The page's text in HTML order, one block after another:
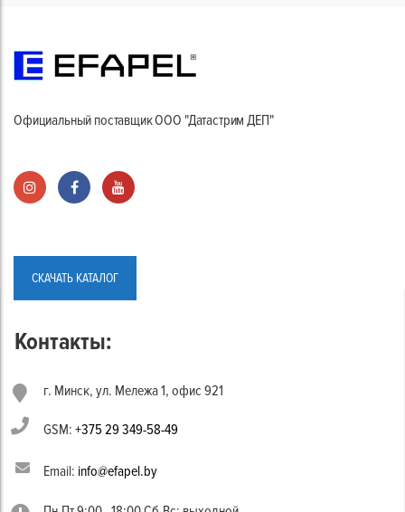
Официальный поставщик ООО "Датастрим ДЕП"
СКАЧАТЬ КАТАЛОГ
Контакты:
г. Минск, ул. Мележа 1, офис 921
GSM: +375 29 349-58-49
Email: info@efapel.by